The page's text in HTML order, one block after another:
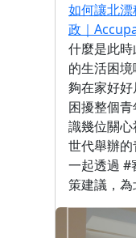
如何讓北
政｜
什麼是此
的生活困
夠在家好
困擾整個
識幾位關
世代舉辦
一起透過 #
策建議，為